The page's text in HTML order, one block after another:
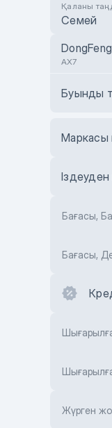
Қаланы
Семей
DongFeng
AX7
Буынды
Бағасы,
Бағасы,
Жүрген